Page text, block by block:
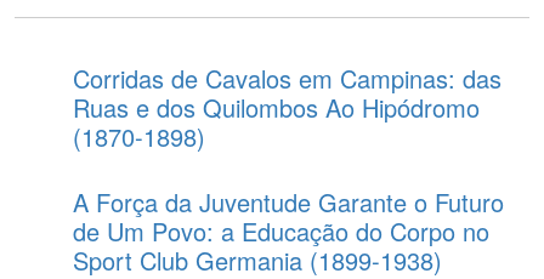
Corridas de Cavalos em Campinas: das
Ruas e dos Quilombos Ao Hipódromo
(1870-1898)
A Força da Juventude Garante o Futuro
de Um Povo: a Educação do Corpo no
Sport Club Germania (1899-1938)